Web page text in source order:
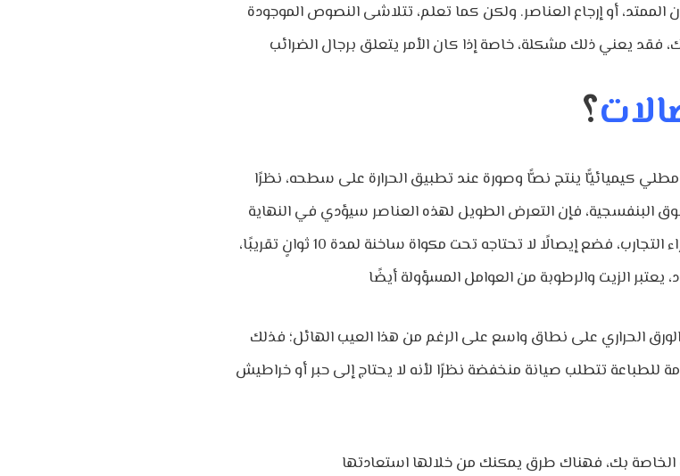
الممتد، أو إرجاع العناصر. ولكن كما تعلم، تتلاشى النصوص الموجودة
؟
كيميائيًّا ينتج نصًّا وصورة عند تطبيق الحرارة على سطحه، نظرًا
البنفسجية، فإن التعرض الطويل لهذه العناصر سيؤدي في النهاية
إلى بهتان تدريجي، إذا كنت في حالة مزاجية لإجراء التجارب، فضع إيصالًا لا تحتاجه تحت مكواة ساخنة لمدة 10 ثوانٍ تقريبًا،
الحراري على نطاق واسع على الرغم من هذا العيب الهائل؛ فذلك
للطباعة تتطلب صيانة منخفضة نظرًا لأنه لا يحتاج إلى حبر أو خراطيش